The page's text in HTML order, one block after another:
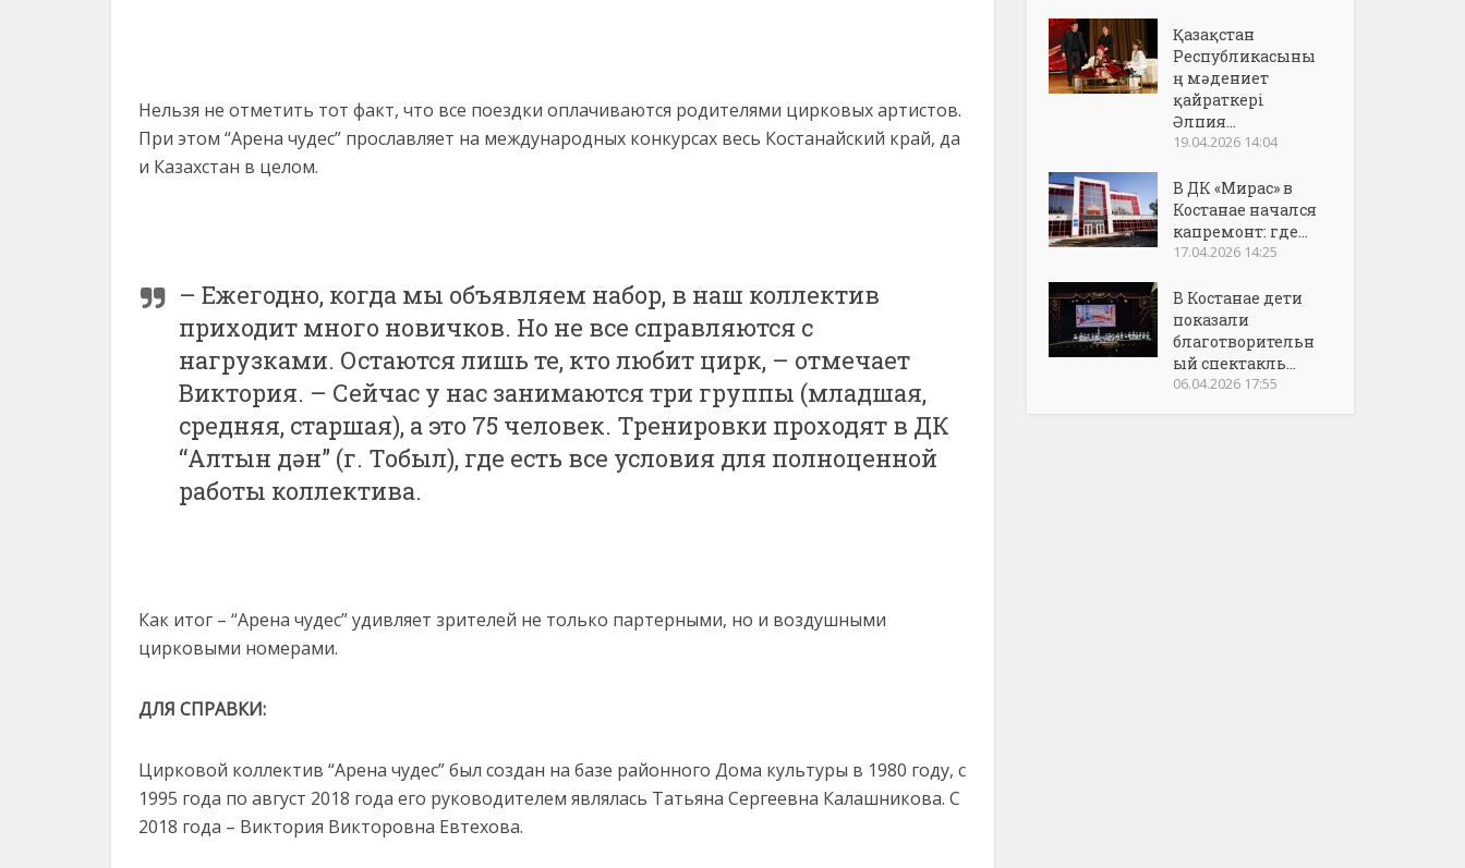
Нельзя не отметить тот факт, что все поездки оплачиваются родителями цирковых артистов.
При этом “Арена чудес” прославляет на международных конкурсах весь Костанайский край, да
и Казахстан в целом.
– Ежегодно, когда мы объявляем набор, в наш коллектив
приходит много новичков. Но не все справляются с
нагрузками. Остаются лишь те, кто любит цирк, – отмечает
Виктория. – Сейчас у нас занимаются три группы (младшая,
средняя, старшая), а это 75 человек. Тренировки проходят в ДК
“Алтын дән” (г. Тобыл), где есть все условия для полноценной
работы коллектива.
Как итог – “Арена чудес” удивляет зрителей не только партерными, но и воздушными
цирковыми номерами.
ДЛЯ СПРАВКИ:
Цирковой коллектив “Арена чудес” был создан на базе районного Дома культуры в 1980 году, с
1995 года по август 2018 года его руководителем являлась Татьяна Сергеевна Калашникова. С
2018 года – Виктория Викторовна Евтехова.
Қазақстан
Республикасыны
ң мәдениет
қайраткері
Әлпия...
19.04.2026 14:04
В ДК «Мирас» в
Костанае начался
капремонт: где...
17.04.2026 14:25
В Костанае дети
показали
благотворительн
ый спектакль...
06.04.2026 17:55